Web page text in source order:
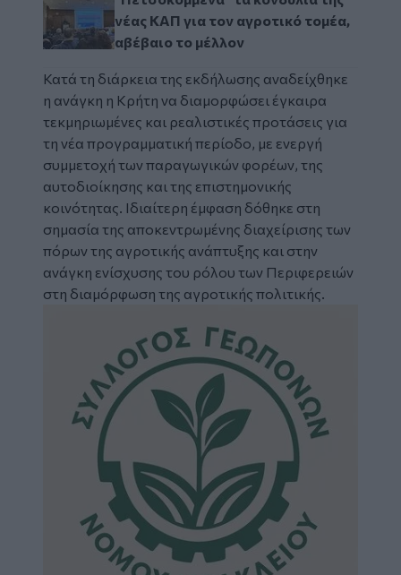
νέας ΚΑΠ για τον αγροτικό τομέα,
αβέβαιο το μέλλον
Κατά τη διάρκεια της εκδήλωσης αναδείχθηκε
η ανάγκη η Κρήτη να διαμορφώσει έγκαιρα
τεκμηριωμένες και ρεαλιστικές προτάσεις για
τη νέα προγραμματική περίοδο, με ενεργή
συμμετοχή των παραγωγικών φορέων, της
αυτοδιοίκησης και της επιστημονικής
κοινότητας. Ιδιαίτερη έμφαση δόθηκε στη
σημασία της αποκεντρωμένης διαχείρισης των
πόρων της αγροτικής ανάπτυξης και στην
ανάγκη ενίσχυσης του ρόλου των Περιφερειών
στη διαμόρφωση της αγροτικής πολιτικής.